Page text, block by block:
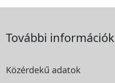
További információk
Közérdekű adatok